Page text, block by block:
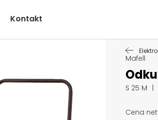
Kontakt
S 25 M
Mafell